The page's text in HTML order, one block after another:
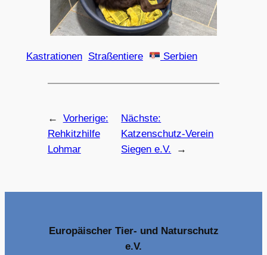
Kastrationen Straßentiere Serbien
←
Vorherige:
Rehkitzhilfe
Lohmar
Nächste:
Katzenschutz-Verein
Siegen e.V.
→
Europäischer Tier- und Naturschutz
e.V.